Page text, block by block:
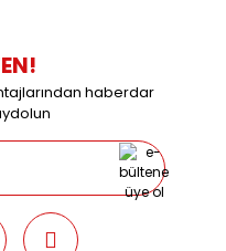
haberdar